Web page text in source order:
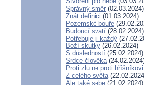
Správný směr (02.03.2024)
Znát definici (01.03.2024)
Pozemské bouře
Budoucí svatí (28.02.2024)
Potřebuje ji každý
Boží skutky (26.02.2024)
S důsledností (25.02.2024)
Srdce člověka(24.02.2024)
Proti zlu ne proti hříšníkovi
Z celého světa
Ale také sebe (21.02.2024)